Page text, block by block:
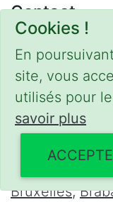
Cookies !
En
site, vous
utilisés pour
savoir plus
Contact
Phone :0475
Email :
domicile
Interventions
les régions
Bruxelles,